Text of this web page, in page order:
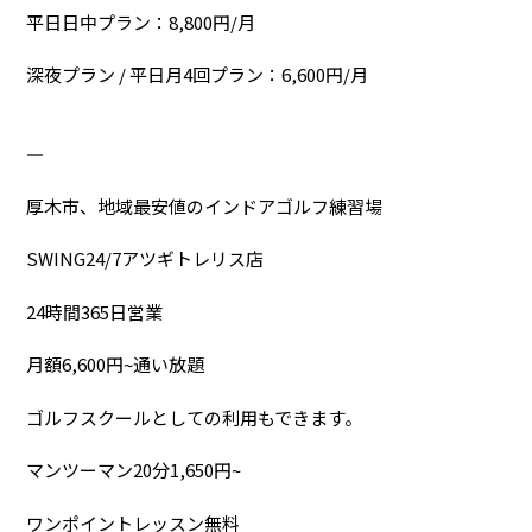
平日日中プラン：8,800円/月
深夜プラン / 平日月4回プラン：6,600円/月
―――――――――――――――――――――――――
厚木市、地域最安値のインドアゴルフ練習場
SWING24/7アツギトレリス店
24時間365日営業
月額6,600円~通い放題
ゴルフスクールとしての利用もできます。
マンツーマン20分1,650円~
ワンポイントレッスン無料